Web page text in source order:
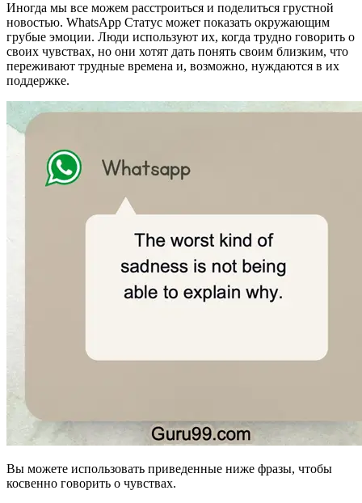
Иногда мы все можем расстроиться и поделиться грустной
новостью. WhatsApp Статус может показать окружающим
грубые эмоции. Люди используют их, когда трудно говорить о
своих чувствах, но они хотят дать понять своим близким, что
переживают трудные времена и, возможно, нуждаются в их
поддержке.
Вы можете использовать приведенные ниже фразы, чтобы
косвенно говорить о чувствах.